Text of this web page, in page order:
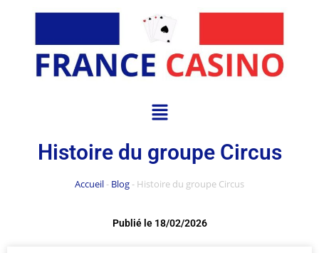
Histoire du groupe Circus
Accueil- Blog- Histoire du groupe Circus
Publié le 18/02/2026